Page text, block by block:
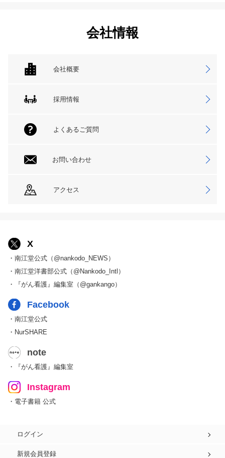
会社情報
会社概要
採用情報
よくあるご質問
お問い合わせ
アクセス
X
・南江堂公式（@nankodo_NEWS）
・南江堂洋書部公式（@Nankodo_Intl）
・『がん看護』編集室（@gankango）
Facebook
・南江堂公式
・NurSHARE
note
・『がん看護』編集室
Instagram
・電子書籍 公式
ログイン
新規会員登録